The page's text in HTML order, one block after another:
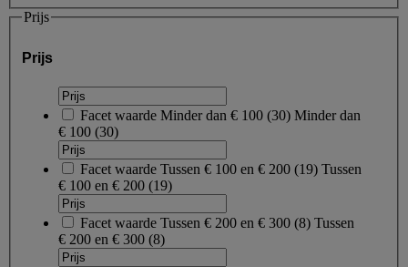
Prijs
Prijs
Facet waarde Minder dan € 100 (30) Minder dan
€ 100 (30)
Facet waarde Tussen € 100 en € 200 (19) Tussen
€ 100 en € 200 (19)
Facet waarde Tussen € 200 en € 300 (8) Tussen
€ 200 en € 300 (8)